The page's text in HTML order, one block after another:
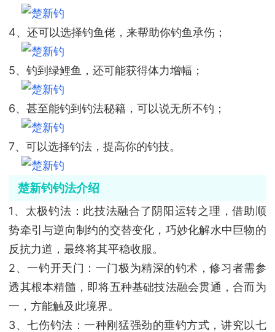
4、还可以选择钓鱼佬，来帮助你钓鱼承伤；
5、钓到绿鲤鱼，还可能获得体力增幅；
6、甚至能钓到钓法秘籍，可以说无所不钓；
7、可以选择钓法，提高你的钓技。
楚新钓钓法介绍
1、太极钓法：此技法融合了阴阳运转之理，借助顺
势牵引与逆向制约的交替变化，巧妙化解水中巨物的
反抗力道，最终将其平稳收服。
2、一钓开天门：一门极为精深的钓术，修习者需参
透其根本精髓，即将五种基础技法融会贯通，合而为
一，方能触及此境界。
3、七伤钓法：一种刚猛强劲的垂钓方式，讲究以七